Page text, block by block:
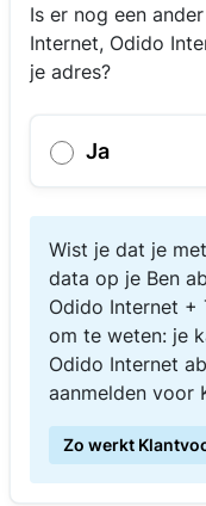
Is er nog een
Internet, Odido
je adres?
Ja
Wist je dat je
data op je Ben
Odido Internet +
om te weten: je
Odido Internet
aanmelden voor
Zo werkt